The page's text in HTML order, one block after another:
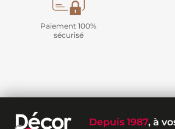
Paiement 100%
sécurisé
Depuis 1987, à